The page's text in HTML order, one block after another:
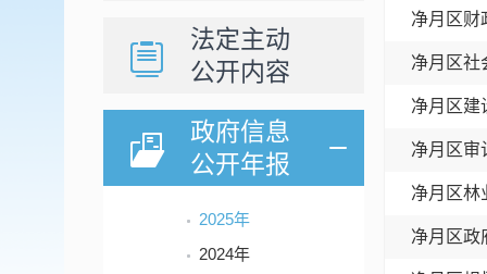
法定主动
公开内容
政府信息
公开年报
2025年
2024年
净月区财
净月区社
净月区建
净月区审
净月区林
净月区政